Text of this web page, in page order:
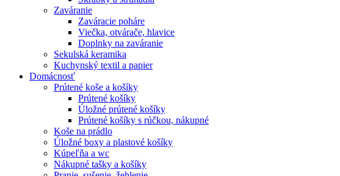
Zaváranie
Zaváracie poháre
Viečka, otvárače, hlavice
Doplnky na zaváranie
Sekulská keramika
Kuchynský textil a papier
Domácnosť
Prútené koše a košíky
Prútené košíky
Úložné prútené košíky
Prútené košíky s rúčkou, nákupné
Koše na prádlo
Úložné boxy a plastové košíky
Kúpeľňa a wc
Nákupné tašky a košíky